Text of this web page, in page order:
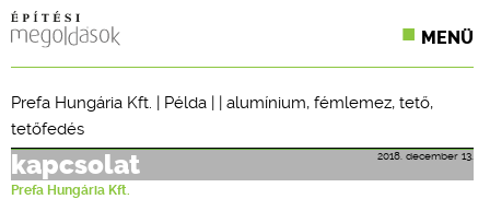
MENÜ
CPR TERMÉKKIÍRÁS
Prefa Hungária Kft. | Példa | | alumínium, fémlemez, tető,
tetőfedés
2018. december 13.
kapcsolat
Prefa Hungária Kft.